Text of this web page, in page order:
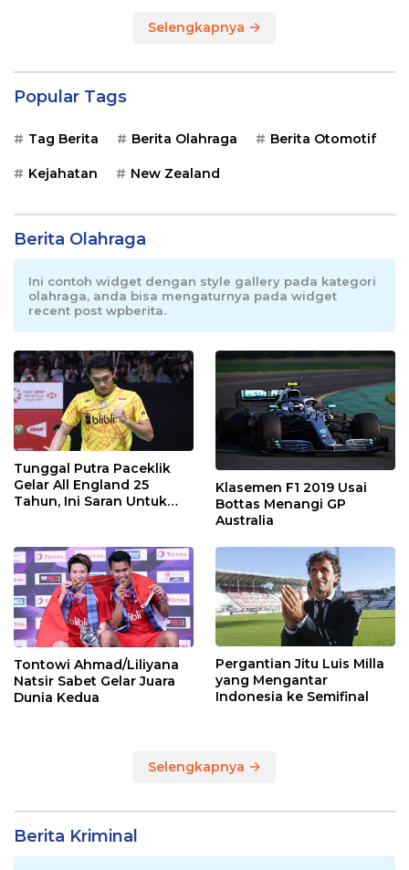
Selengkapnya
Popular Tags
Tag Berita Berita Olahraga Berita Otomotif
Kejahatan New Zealand
Berita Olahraga
Ini contoh widget dengan style gallery pada kategori
olahraga, anda bisa mengaturnya pada widget
recent post wpberita.
Tunggal Putra Paceklik
Gelar All England 25
Tahun, Ini Saran Untuk
Klasemen F1 2019 Usai
Bottas Menangi GP
Australia
Tontowi Ahmad/Liliyana
Natsir Sabet Gelar Juara
Dunia Kedua
Pergantian Jitu Luis Milla
yang Mengantar
Indonesia ke Semifinal
Selengkapnya
Berita Kriminal